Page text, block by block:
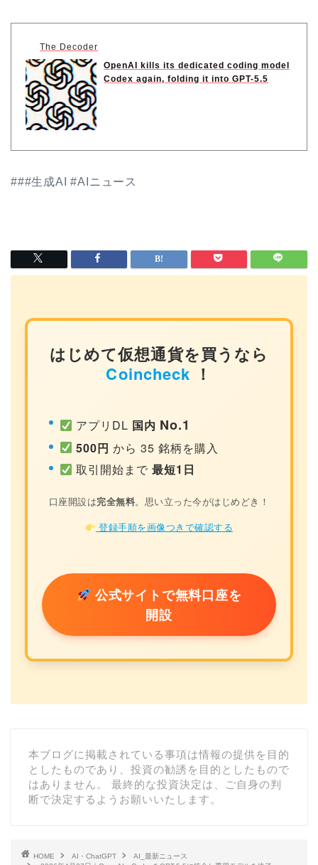
The Decoder
OpenAI kills its dedicated coding model
Codex again, folding it into GPT-5.5
###生成AI #AIニュース
はじめて仮想通貨を買うなら
Coincheck ！
アプリDL 国内 No.1
500円 から 35 銘柄を購入
取引開始まで最短1日
口座開設は完全無料。思い立った今がはじめどき！
登録手順を画像つきで確認する
公式サイトで無料口座を
開設
本ブログに掲載されている事項は情報の提供を目的
としたものであり、投資の勧誘を目的としたもので
はありません。 最終的な投資決定は、ご自身の判
断で決定するようお願いいたします。
HOME AI・ChatGPT
AI_最新ニュース